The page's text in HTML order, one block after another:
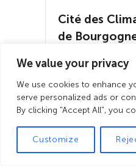
We value your privacy
We use cookies to enhance
serve personalized ads or
By clicking "Accept All", you
Customize
Cité des
de